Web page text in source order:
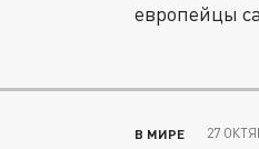
европейцы
В МИРЕ 27